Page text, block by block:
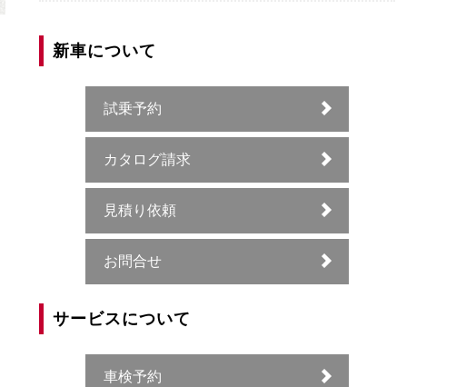
新車について
試乗予約
カタログ請求
見積り依頼
お問合せ
サービスについて
車検予約